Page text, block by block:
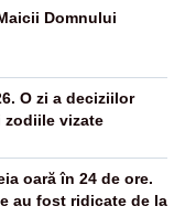
Domnului
O zi a deciziilor
zodiile vizate
oară în 24 de ore.
au fost ridicate de la